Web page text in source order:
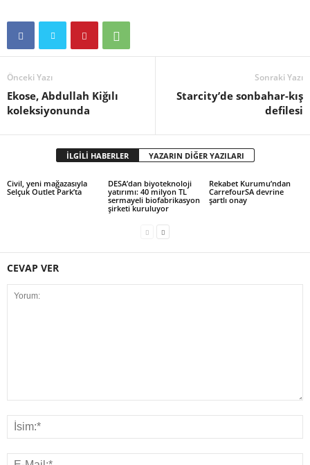
Önceki Yazı
Ekose, Abdullah Kiğılı
koleksiyonunda
Sonraki Yazı
Starcity’de sonbahar-kış
defilesi
İLGİLİ HABERLER YAZARIN DİĞER YAZILARI
Civil, yeni mağazasıyla
Selçuk Outlet Park’ta
DESA’dan biyoteknoloji
yatırımı: 40 milyon TL
sermayeli biofabrikasyon
şirketi kuruluyor
Rekabet Kurumu’ndan
CarrefourSA devrine
şartlı onay
CEVAP VER